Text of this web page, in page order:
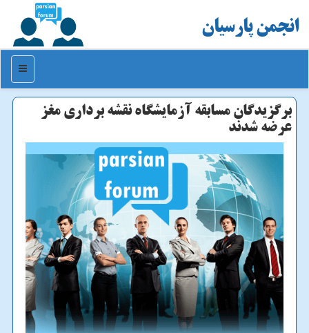
انجمن پارسیان
منو
برگزیدگان مسابقه آزمایشگاه نقشه برداری مغز
عرضه شدند